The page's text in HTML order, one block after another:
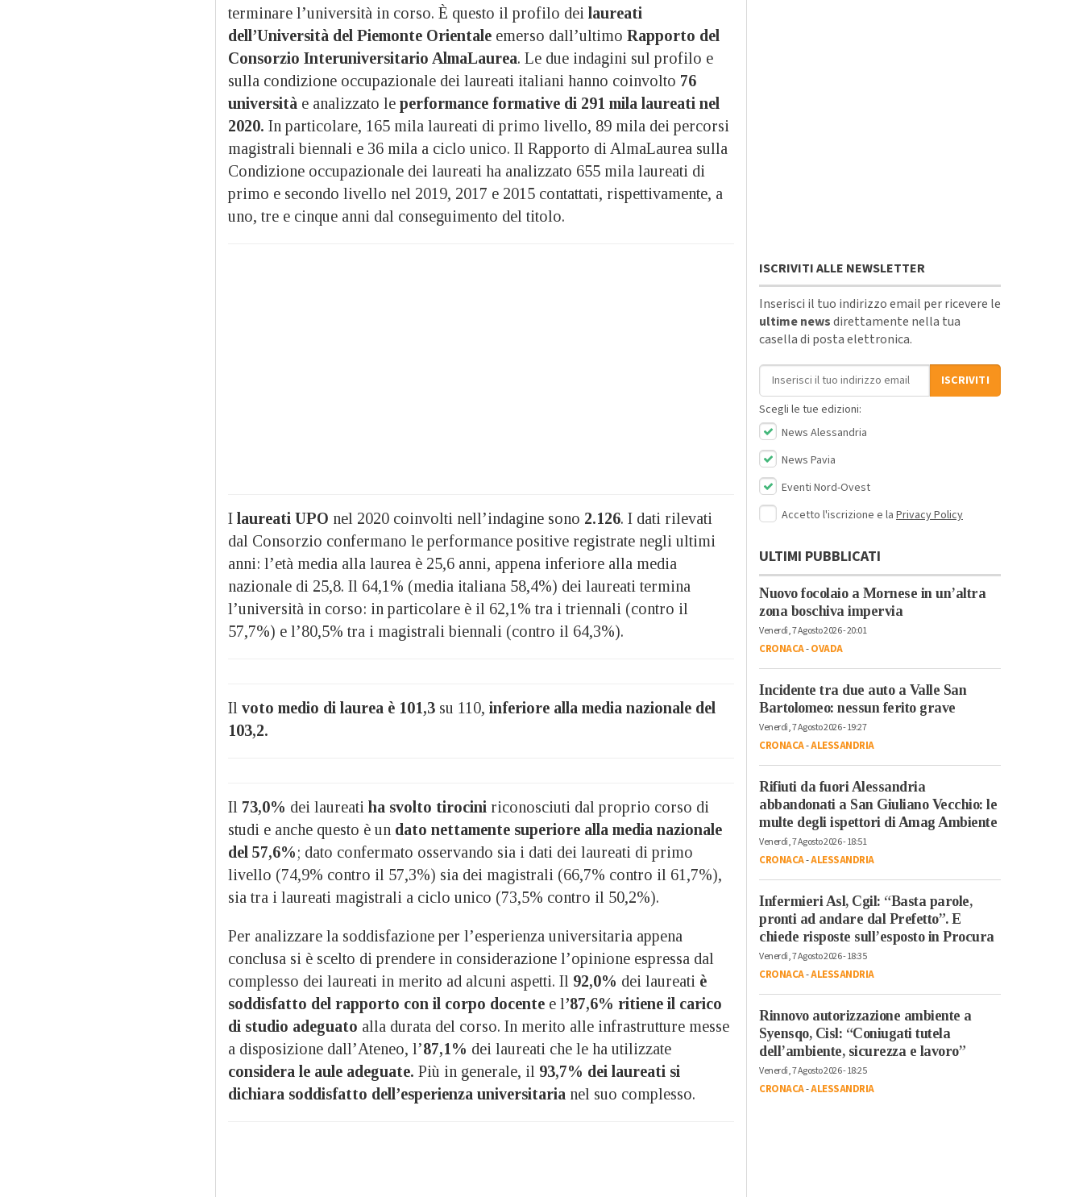
terminare l’università in corso. È questo il profilo dei laureati
dell’Università del Piemonte Orientale emerso dall’ultimo Rapporto del
Consorzio Interuniversitario AlmaLaurea. Le due indagini sul profilo e
sulla condizione occupazionale dei laureati italiani hanno coinvolto 76
università e analizzato le performance formative di 291 mila laureati nel
2020. In particolare, 165 mila laureati di primo livello, 89 mila dei percorsi
magistrali biennali e 36 mila a ciclo unico. Il Rapporto di AlmaLaurea sulla
Condizione occupazionale dei laureati ha analizzato 655 mila laureati di
primo e secondo livello nel 2019, 2017 e 2015 contattati, rispettivamente, a
uno, tre e cinque anni dal conseguimento del titolo.
I laureati UPO nel 2020 coinvolti nell’indagine sono 2.126. I dati rilevati
dal Consorzio confermano le performance positive registrate negli ultimi
anni: l’età media alla laurea è 25,6 anni, appena inferiore alla media
nazionale di 25,8. Il 64,1% (media italiana 58,4%) dei laureati termina
l’università in corso: in particolare è il 62,1% tra i triennali (contro il
57,7%) e l’80,5% tra i magistrali biennali (contro il 64,3%).
Il voto medio di laurea è 101,3 su 110, inferiore alla media nazionale del
103,2.
Il 73,0% dei laureati ha svolto tirocini riconosciuti dal proprio corso di
studi e anche questo è un dato nettamente superiore alla media nazionale
del 57,6%; dato confermato osservando sia i dati dei laureati di primo
livello (74,9% contro il 57,3%) sia dei magistrali (66,7% contro il 61,7%),
sia tra i laureati magistrali a ciclo unico (73,5% contro il 50,2%).
Per analizzare la soddisfazione per l’esperienza universitaria appena
conclusa si è scelto di prendere in considerazione l’opinione espressa dal
complesso dei laureati in merito ad alcuni aspetti. Il 92,0% dei laureati è
soddisfatto del rapporto con il corpo docente e l’87,6% ritiene il carico
di studio adeguato alla durata del corso. In merito alle infrastrutture messe
a disposizione dall’Ateneo, l’87,1% dei laureati che le ha utilizzate
considera le aule adeguate. Più in generale, il 93,7% dei laureati si
dichiara soddisfatto dell’esperienza universitaria nel suo complesso.
ISCRIVITI ALLE NEWSLETTER
Inserisci il tuo indirizzo email per ricevere le
ultime newsdirettamente nella tua
casella di posta elettronica.
Indirizzo email
ISCRIVITI
Scegli le tue edizioni:
News Alessandria
News Pavia
Eventi Nord-Ovest
Accetto l'iscrizione e la Privacy Policy
ULTIMI PUBBLICATI
Nuovo focolaio a Mornese in un’altra
zona boschiva impervia
Venerdì, 7 Agosto 2026 - 20:01
CRONACA-OVADA
Incidente tra due auto a Valle San
Bartolomeo: nessun ferito grave
Venerdì, 7 Agosto 2026 - 19:27
CRONACA-ALESSANDRIA
Rifiuti da fuori Alessandria
abbandonati a San Giuliano Vecchio: le
multe degli ispettori di Amag Ambiente
Venerdì, 7 Agosto 2026 - 18:51
CRONACA-ALESSANDRIA
Infermieri Asl, Cgil: “Basta parole,
pronti ad andare dal Prefetto”. E
chiede risposte sull’esposto in Procura
Venerdì, 7 Agosto 2026 - 18:35
CRONACA-ALESSANDRIA
Rinnovo autorizzazione ambiente a
Syensqo, Cisl: “Coniugati tutela
dell’ambiente, sicurezza e lavoro”
Venerdì, 7 Agosto 2026 - 18:25
CRONACA-ALESSANDRIA